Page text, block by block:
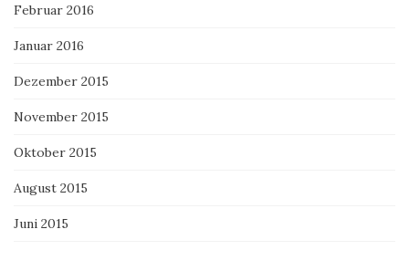
Februar 2016
Januar 2016
Dezember 2015
November 2015
Oktober 2015
August 2015
Juni 2015